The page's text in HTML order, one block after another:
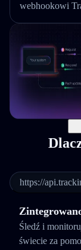
webhookowi
https://
Śledź i
świecie za